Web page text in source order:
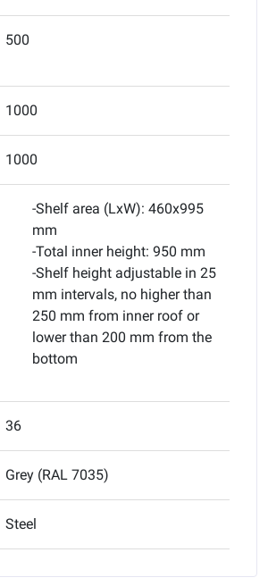
500
1000
1000
-Shelf area (LxW): 460x995
mm
-Total inner height: 950 mm
-Shelf height adjustable in 25
mm intervals, no higher than
250 mm from inner roof or
lower than 200 mm from the
bottom
36
Grey (RAL 7035)
Steel